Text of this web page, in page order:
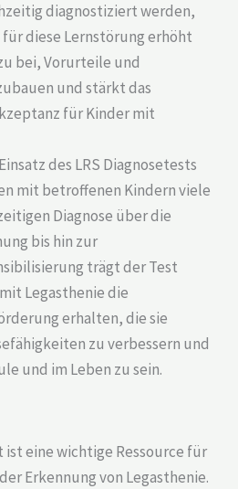
diagnostiziert werden,
für diese Lernstörung erhöht
bei, Vorurteile und
und stärkt das
für Kinder mit
des LRS Diagnosetests
mit betroffenen Kindern viele
Diagnose über die
bis hin zur
trägt der Test
Legasthenie die
erhalten, die sie
zu verbessern und
und im Leben zu sein.
ist eine wichtige Ressource für
Erkennung von Legasthenie.